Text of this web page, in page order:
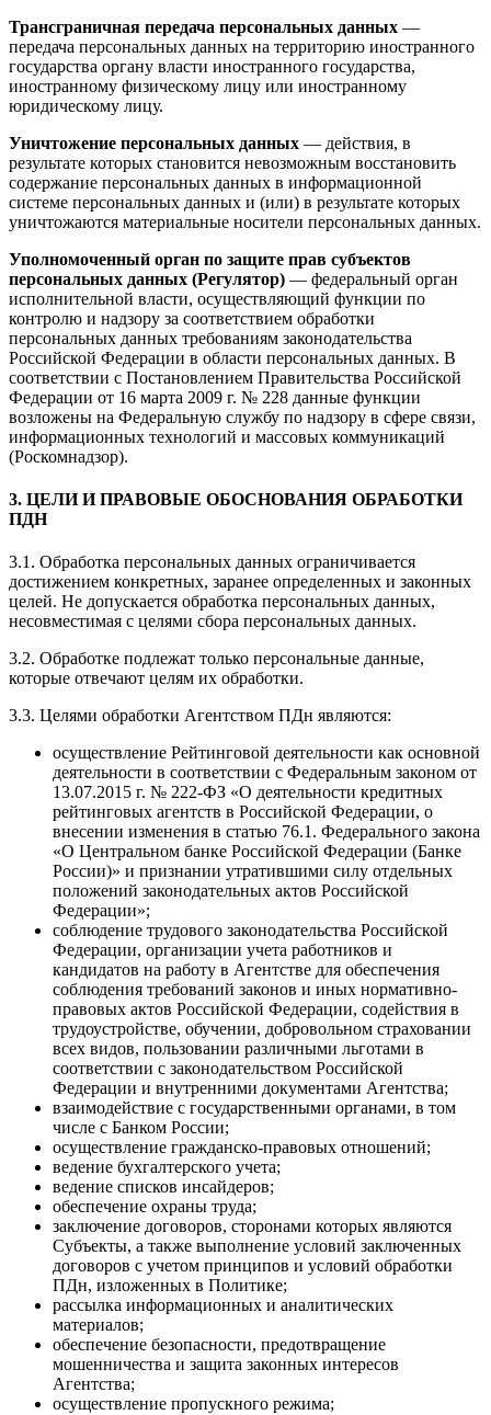
Трансграничная передача персональных данных —
передача персональных данных на территорию иностранного
государства органу власти иностранного государства,
иностранному физическому лицу или иностранному
юридическому лицу.
Уничтожение персональных данных — действия, в
результате которых становится невозможным восстановить
содержание персональных данных в информационной
системе персональных данных и (или) в результате которых
уничтожаются материальные носители персональных данных.
Уполномоченный орган по защите прав субъектов
персональных данных (Регулятор) — федеральный орган
исполнительной власти, осуществляющий функции по
контролю и надзору за соответствием обработки
персональных данных требованиям законодательства
Российской Федерации в области персональных данных. В
соответствии с Постановлением Правительства Российской
Федерации от 16 марта 2009 г. № 228 данные функции
возложены на Федеральную службу по надзору в сфере связи,
информационных технологий и массовых коммуникаций
(Роскомнадзор).
3. ЦЕЛИ И ПРАВОВЫЕ ОБОСНОВАНИЯ ОБРАБОТКИ
ПДН
3.1. Обработка персональных данных ограничивается
достижением конкретных, заранее определенных и законных
целей. Не допускается обработка персональных данных,
несовместимая с целями сбора персональных данных.
3.2. Обработке подлежат только персональные данные,
которые отвечают целям их обработки.
3.3. Целями обработки Агентством ПДн являются:
осуществление Рейтинговой деятельности как основной
деятельности в соответствии с Федеральным законом от
13.07.2015 г. № 222-ФЗ «О деятельности кредитных
рейтинговых агентств в Российской Федерации, о
внесении изменения в статью 76.1. Федерального закона
«О Центральном банке Российской Федерации (Банке
России)» и признании утратившими силу отдельных
положений законодательных актов Российской
Федерации»;
соблюдение трудового законодательства Российской
Федерации, организации учета работников и
кандидатов на работу в Агентстве для обеспечения
соблюдения требований законов и иных нормативно-
правовых актов Российской Федерации, содействия в
трудоустройстве, обучении, добровольном страховании
всех видов, пользовании различными льготами в
соответствии с законодательством Российской
Федерации и внутренними документами Агентства;
взаимодействие с государственными органами, в том
числе с Банком России;
осуществление гражданско-правовых отношений;
ведение бухгалтерского учета;
ведение списков инсайдеров;
обеспечение охраны труда;
заключение договоров, сторонами которых являются
Субъекты, а также выполнение условий заключенных
договоров с учетом принципов и условий обработки
ПДн, изложенных в Политике;
рассылка информационных и аналитических
материалов;
обеспечение безопасности, предотвращение
мошенничества и защита законных интересов
Агентства;
осуществление пропускного режима;